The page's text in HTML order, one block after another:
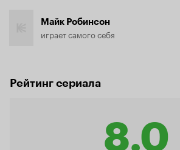
Майк Робинсон
играет самого себя
Рейтинг сериала
8.0